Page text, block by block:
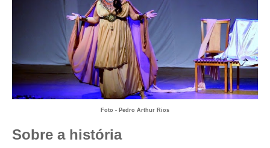
Foto - Pedro Arthur Rios
Sobre a história